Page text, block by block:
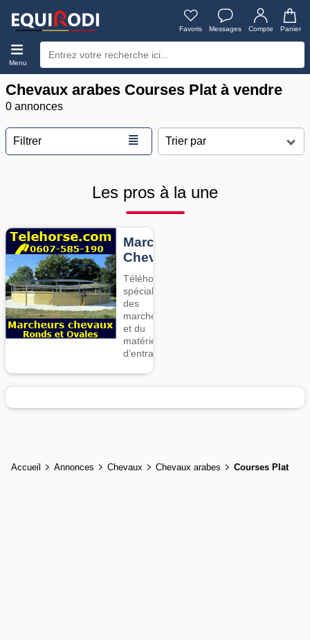
Favoris Messages Compte Panier
Menu
Chevaux arabes Courses Plat à vendre
0 annonces
Filtrer ≣
Les pros à la une
Marcheurs
Chevaux
Téléhorse,
spécialiste
des
marcheurs
et du
matériel
d’entrainement
Accueil Annonces Chevaux Chevaux arabes Courses Plat